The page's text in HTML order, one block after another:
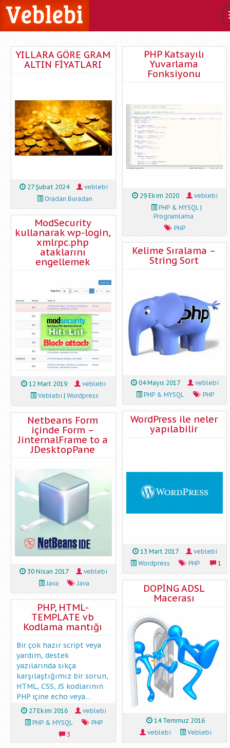
VebLebi
YILLARA GÖRE GRAM
ALTIN FİYATLARI
27 Şubat 2024
veblebi
Oradan Buradan
ModSecurity
kullanarak wp-login,
xmlrpc.php
ataklarını
engellemek
12 Mart 2019
veblebi
Veblebi |Wordpress
Netbeans Form
içinde Form –
JinternalFrame to a
JDesktopPane
30 Nisan 2017
veblebi
Java
Java
PHP, HTML-
TEMPLATE vb
Kodlama mantığı
Bir çok hazır script veya
yardım, destek
yazılarında sıkça
karşılaştığımız bir sorun,
HTML, CSS, JS kodlarının
PHP içine echo veya…
27 Ekim 2016
veblebi
PHP & MYSQL
PHP
3
PHP Katsayılı
Yuvarlama
Fonksiyonu
29 Ekim 2020
veblebi
PHP & MYSQL|
Programlama
PHP
Kelime Sıralama –
String Sort
04 Mayıs 2017
veblebi
PHP & MYSQL
PHP
WordPress ile neler
yapılabilir
13 Mart 2017
veblebi
Wordpress
PHP 1
DOPİNG ADSL
Macerası
14 Temmuz 2016
veblebi
Veblebi